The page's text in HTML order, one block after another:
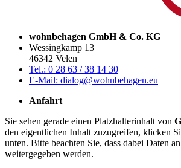
wohnbehagen GmbH & Co. KG
Wessingkamp 13
46342 Velen
Tel.: 0 28 63 / 38 14 30
E-Mail: dialog@wohnbehagen.eu
Anfahrt
Sie sehen gerade einen Platzhalterinhalt von
den eigentlichen Inhalt zuzugreifen, klicken
unten. Bitte beachten Sie, dass dabei Daten
weitergegeben werden.